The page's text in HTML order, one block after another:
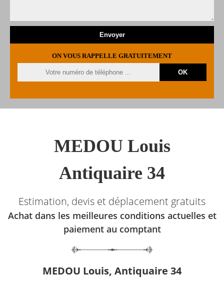
ON VOUS RAPPELLE GRATUITEMENT
MEDOU Louis
Antiquaire 34
Estimation, devis et déplacement gratuits
Achat dans les meilleures conditions actuelles et
paiement au comptant
MEDOU Louis, Antiquaire 34